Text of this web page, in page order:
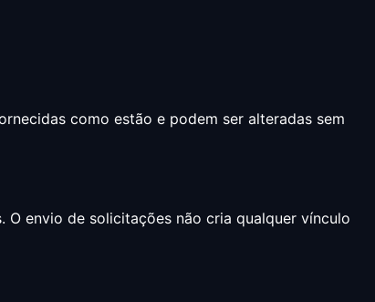
como estão e podem ser alteradas sem
envio de solicitações não cria qualquer vínculo